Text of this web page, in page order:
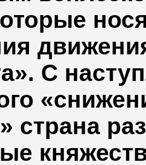
С
страна